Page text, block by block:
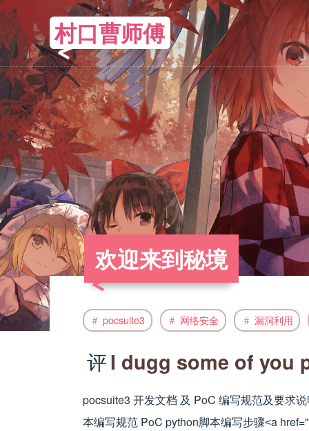
村口曹师傅
欢迎来到秘境
pocsuite3 网络安全 漏洞利用
I dugg some of you
pocsuite3 开发文档 及 PoC 编写规范及要求
本编写规范 PoC python脚本编写步骤˂a